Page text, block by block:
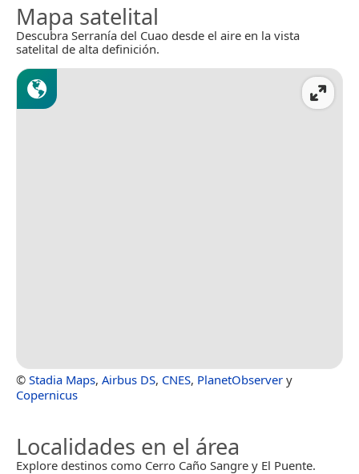
Mapa satelital
Descubra Serranía del Cuao desde el aire en la vista
satelital de alta definición.
© Stadia Maps, Airbus DS, CNES, PlanetObserver y
Copernicus
Localidades en el área
Explore destinos como Cerro Caño Sangre y El Puente.